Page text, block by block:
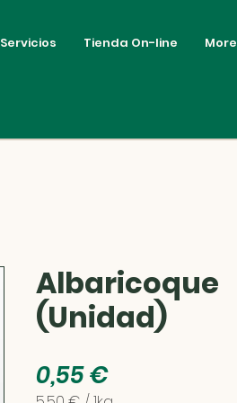
Servicios Tienda On-line More
Albaricoque
(Unidad)
0,55 €Precio